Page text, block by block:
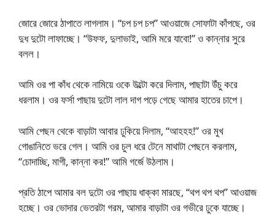
জোরে জোরে ঠাপাতে লাগলাম। “চপ চপ চপ” আওয়াজে সোফাটা কাঁপছে, ওর
দুধ দুটো লাফাচ্ছে। “উফফ, দুলাভাই, আমি মরে যাবো!” ও কান্নার সুরে
বলল।
আমি ওর পা কাঁধ থেকে নামিয়ে ওকে উল্টো করে দিলাম, পাছাটা উঁচু করে
ধরলাম। ওর ফর্সা পাছায় দুটো লাল দাগ পড়ে গেছে আমার হাতের চাপে।
আমি পেছন থেকে বাড়াটা আবার ঢুকিয়ে দিলাম, “আহহহ!” ওর মুখ
গোঙানিতে ভরে গেল। আমি ওর চুল ধরে টেনে মাথাটা পেছনে করলাম,
“চোদাচ্ছি, মাগী, কান্না কর!” আমি গর্জে উঠলাম।
প্রতি ঠাপে আমার বল দুটো ওর পাছায় ধাক্কা মারছে, “থপ থপ থপ” আওয়াজ
হচ্ছে। ওর ভোদার ভেতরটা গরম, আমার বাড়াটা ওর গভীরে ঢুকে যাচ্ছে।